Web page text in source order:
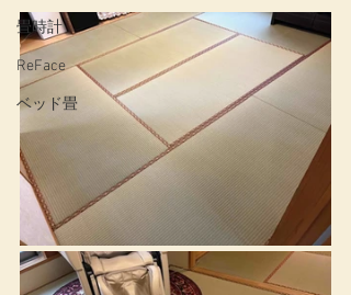
畳時計
ReFace
ベッド畳